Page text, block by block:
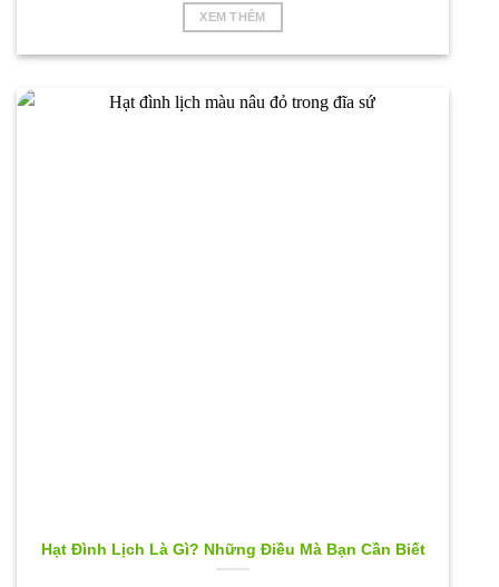
XEM THÊM
Hạt Đình Lịch Là Gì? Những Điều Mà Bạn Cần Biết